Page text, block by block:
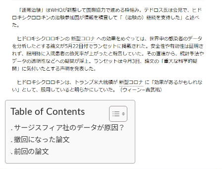
Table of Contents
サージスフィア社のデータが原因？
撤回になった論文
前回の論文